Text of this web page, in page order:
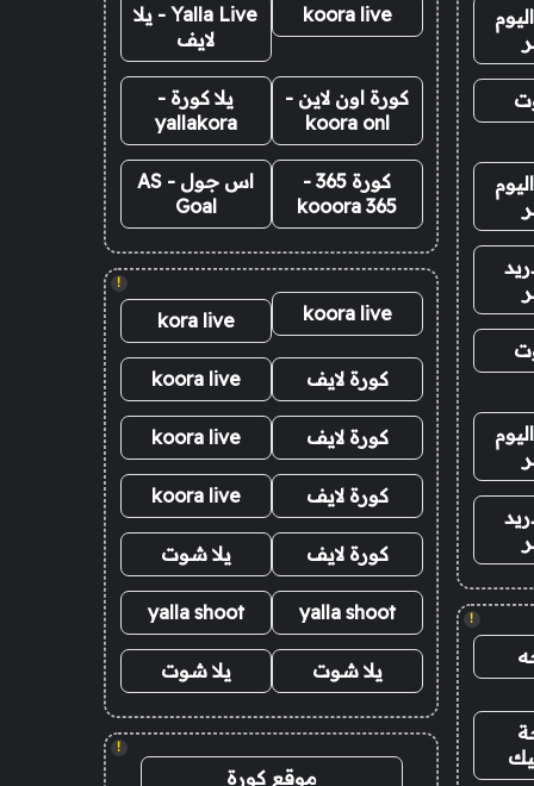
!
koora live
Yalla Live - يلا
لايف
كورة اون لاين -
koora onl
يلا كورة -
yallakora
كورة 365 -
kooora 365
اس جول - AS
Goal
!
koora live
kora live
كورة لايف koora live
كورة لايف koora live
كورة لايف koora live
كورة لايف يلا شوت
yalla shoot
yalla shoot
يلا شوت يلا شوت
!
موقع كورة